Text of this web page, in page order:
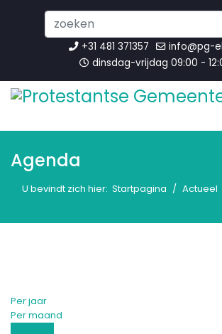
...
+31 481 371357
info@pg-
dinsdag-vrijdag 09:00 -
Agenda
U bevindt zich hier: Startpagina Actueel
Per jaar
Per maand